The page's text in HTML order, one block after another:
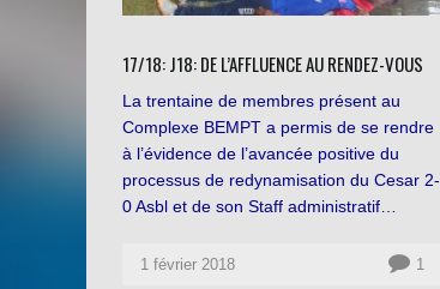
17/18: J18: DE L’AFFLUENCE AU RENDEZ-VOUS
La trentaine de membres présent au
Complexe BEMPT a permis de se rendre
à l’évidence de l’avancée positive du
processus de redynamisation du Cesar 2-
0 Asbl et de son Staff administratif…
1 février 2018 1